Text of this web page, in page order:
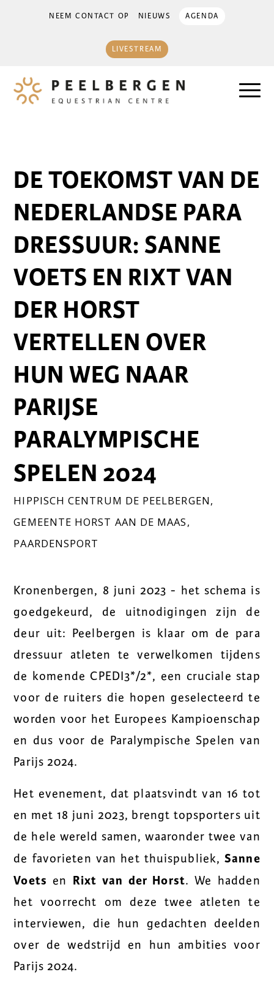
NEEM CONTACT OP NIEUWS AGENDA
LIVESTREAM
DE TOEKOMST VAN DE
NEDERLANDSE PARA
DRESSUUR: SANNE
VOETS EN RIXT VAN
DER HORST
VERTELLEN OVER
HUN WEG NAAR
PARIJSE
PARALYMPISCHE
SPELEN 2024
HIPPISCH CENTRUM DE PEELBERGEN,
GEMEENTE HORST AAN DE MAAS,
PAARDENSPORT
Kronenbergen, 8 juni 2023 - het schema is
goedgekeurd, de uitnodigingen zijn de
deur uit: Peelbergen is klaar om de para
dressuur atleten te verwelkomen tijdens
de komende CPEDI3*/2*, een cruciale stap
voor de ruiters die hopen geselecteerd te
worden voor het Europees Kampioenschap
en dus voor de Paralympische Spelen van
Parijs 2024.
Het evenement, dat plaatsvindt van 16 tot
en met 18 juni 2023, brengt topsporters uit
de hele wereld samen, waaronder twee van
de favorieten van het thuispubliek,Sanne
Voets en Rixt van der Horst. We hadden
het voorrecht om deze twee atleten te
interviewen, die hun gedachten deelden
over de wedstrijd en hun ambities voor
Parijs 2024.